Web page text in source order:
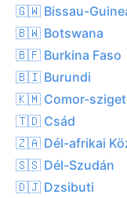
🇬🇼 Bissau-
🇧🇼 Botswana
🇧🇫 Burkina Faso
🇧🇮 Burundi
🇰🇲 Comor-
🇹🇩 Csád
🇿🇦 Dél-afrikai
🇸🇸 Dél-Szudán
🇩🇯 Dzsibuti